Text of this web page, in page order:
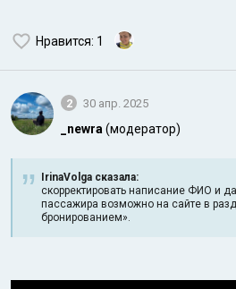
Нравится: 1
2 30 апр. 2025
_newra (модератор)
IrinaVolga сказалa:
скорректировать написание ФИО и
пассажира возможно на сайте в
бронированием».